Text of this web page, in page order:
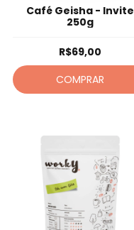
Café Geisha - Invite
250g
R$69,00
COMPRAR